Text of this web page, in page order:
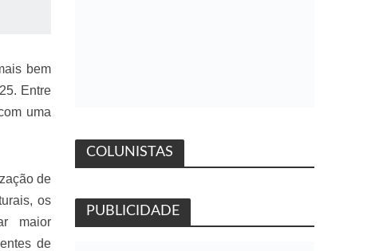
bem
Entre
uma
de
os
maior
de
COLUNISTAS
PUBLICIDADE